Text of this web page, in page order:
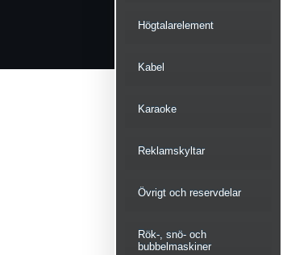
Högtalarelement
Kabel
Karaoke
Reklamskyltar
Övrigt och reservdelar
Rök-, snö- och
bubbelmaskiner